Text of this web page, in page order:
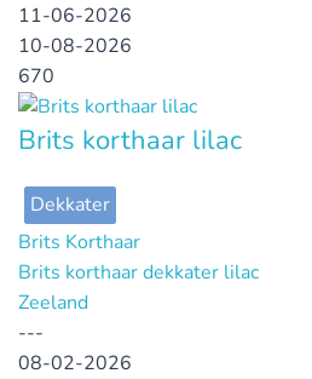
11-06-2026
10-08-2026
670
Brits korthaar lilac
Dekkater
Brits Korthaar
Brits korthaar dekkater lilac
Zeeland
---
08-02-2026